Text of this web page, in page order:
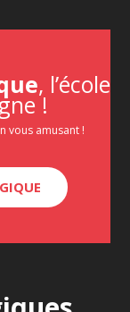
, l’école
!
vous amusant !